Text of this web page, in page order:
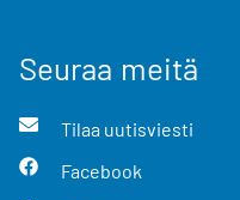
Seuraa meitä
Tilaa uutisviesti
Facebook